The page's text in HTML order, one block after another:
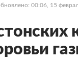
00:06, 15